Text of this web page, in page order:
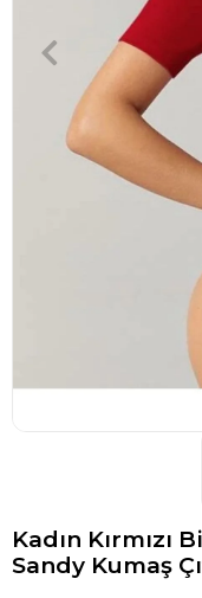
Kadın Kırmızı
Sandy Kumaş
Acele et!Stoklar